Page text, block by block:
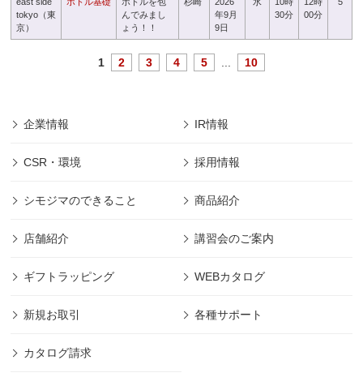
tokyo（東
京）
んでみまし
ょう！！
年9月
9日
30分
00分
1 2 3 4 5 10
企業情報 IR情報
CSR・環境 採用情報
シモジマのできること 商品紹介
店舗紹介 講習会のご案内
ギフトラッピング WEBカタログ
新規お取引 各種サポート
カタログ請求